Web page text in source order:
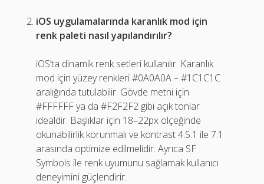
iOS uygulamalarında karanlık mod için
renk paleti nasıl yapılandırılır?
iOS’ta dinamik renk setleri kullanılır. Karanlık
mod için yüzey renkleri #0A0A0A – #1C1C1C
aralığında tutulabilir. Gövde metni için
#FFFFFF ya da #F2F2F2 gibi açık tonlar
idealdir. Başlıklar için 18–22px ölçeğinde
okunabilirlik korunmalı ve kontrast 4.5:1 ile 7:1
arasında optimize edilmelidir. Ayrıca SF
Symbols ile renk uyumunu sağlamak kullanıcı
deneyimini güçlendirir.